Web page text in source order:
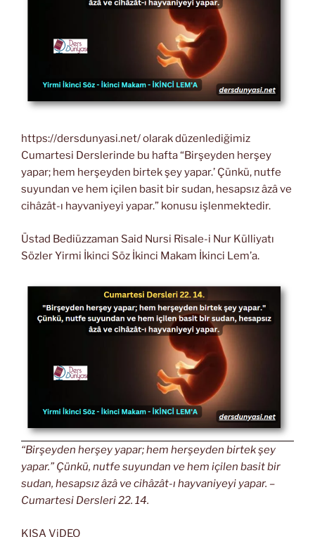
https://dersdunyasi.net/ olarak düzenlediğimiz
Cumartesi Derslerinde bu hafta “Birşeyden herşey
yapar; hem herşeyden birtek şey yapar.’ Çünkü, nutfe
suyundan ve hem içilen basit bir sudan, hesapsız âzâ ve
cihâzât-ı hayvaniyeyi yapar.” konusu işlenmektedir.
Üstad Bediüzzaman Said Nursi Risale-i Nur Külliyatı
Sözler Yirmi İkinci Söz İkinci Makam İkinci Lem’a.
“Birşeyden herşey yapar; hem herşeyden birtek şey
yapar.” Çünkü, nutfe suyundan ve hem içilen basit bir
sudan, hesapsız âzâ ve cihâzât-ı hayvaniyeyi yapar. –
Cumartesi Dersleri 22. 14.
KISA ViDEO